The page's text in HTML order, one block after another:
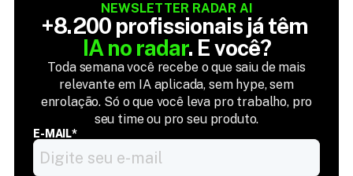
NEWSLETTER RADAR AI
IA no radar. E você?
Toda semana você recebe o que saiu de mais
relevante em IA aplicada, sem hype, sem
enrolação. Só o que você leva pro trabalho, pro
seu time ou pro seu produto.
E-MAIL*